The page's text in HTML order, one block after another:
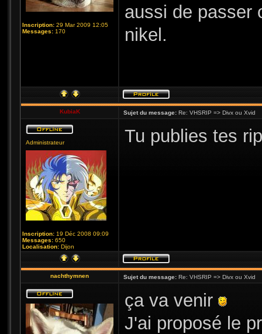
Inscription: 29 Mar 2009 12:05
Messages: 170
aussi de passer
nikel.
KubiaK Sujet du message: Re: VHSRIP => Divx ou Xvid
Administrateur
Inscription: 19 Déc 2008 09:09
Messages: 650
Localisation: Dijon
Tu publies tes
nachthymnen Sujet du message: Re: VHSRIP => Divx ou Xvid
ça va venir
J'ai proposé le